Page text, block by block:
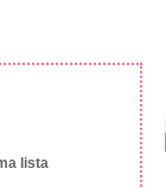
lista